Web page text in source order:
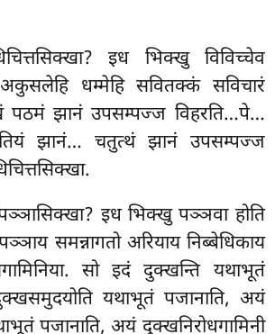
इध भिक्खु विविच्चेव
अकुसलेहि धम्मेहि सवितक्कं सविचारं
पठमं झानं उपसम्पज्ज विहरति…पे…
झानं… चतुत्थं झानं उपसम्पज्ज
इध भिक्खु पञ्ञवा होति
समन्नागतो अरियाय निब्बेधिकाय
सो इदं दुक्खन्ति यथाभूतं
यथाभूतं पजानाति, अयं
पजानाति, अयं दुक्खनिरोधगामिनी